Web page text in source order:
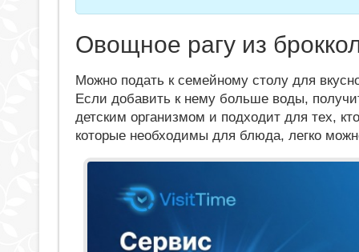
Овощное рагу из
Можно подать к семейному столу для
Если добавить к нему больше воды,
детским организмом и подходит для тех,
которые необходимы для блюда, легко